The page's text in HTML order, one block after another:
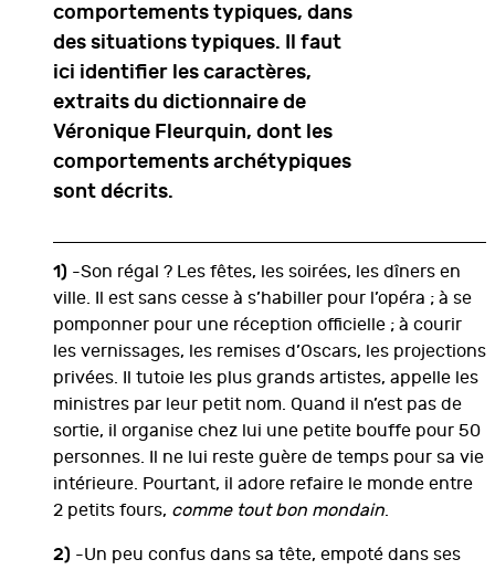
comportements typiques, dans
des situations typiques. Il faut
ici identifier les caractères,
extraits du dictionnaire de
Véronique Fleurquin, dont les
comportements archétypiques
sont décrits.
1) -Son régal ? Les fêtes, les soirées, les dîners en
ville. Il est sans cesse à s’habiller pour l’opéra ; à se
pomponner pour une réception officielle ; à courir
les vernissages, les remises d’Oscars, les projections
privées. Il tutoie les plus grands artistes, appelle les
ministres par leur petit nom. Quand il n’est pas de
sortie, il organise chez lui une petite bouffe pour 50
personnes. Il ne lui reste guère de temps pour sa vie
intérieure. Pourtant, il adore refaire le monde entre
2 petits fours, comme tout bon mondain.
2) -Un peu confus dans sa tête, empoté dans ses